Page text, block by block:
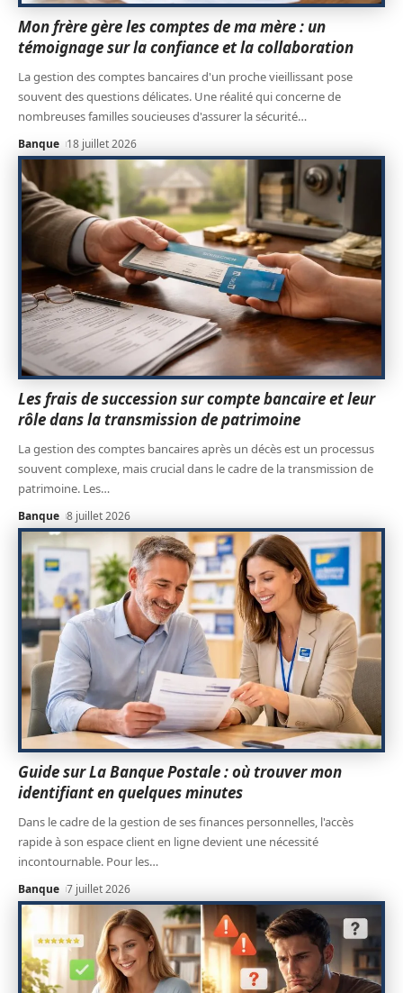
Mon frère gère les comptes de ma mère : un
témoignage sur la confiance et la collaboration
La gestion des comptes bancaires d'un proche vieillissant pose
souvent des questions délicates. Une réalité qui concerne de
nombreuses familles soucieuses d'assurer la sécurité…
Banque 18 juillet 2026
Les frais de succession sur compte bancaire et leur
rôle dans la transmission de patrimoine
La gestion des comptes bancaires après un décès est un processus
souvent complexe, mais crucial dans le cadre de la transmission de
patrimoine. Les…
Banque 8 juillet 2026
Guide sur La Banque Postale : où trouver mon
identifiant en quelques minutes
Dans le cadre de la gestion de ses finances personnelles, l'accès
rapide à son espace client en ligne devient une nécessité
incontournable. Pour les…
Banque 7 juillet 2026